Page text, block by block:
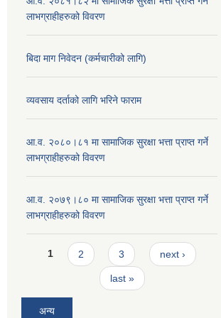
लाभग्राहीहरुको विवरण
बिदा माग निवेदन (कर्मचारीको लागि)
व्यवसाय दर्ताको लागि भरिने फाराम
आ.व. २०८०।८१ मा सामाजिक सुरक्षा भत्ता प्राप्त गर्ने
लाभग्राहीहरुको विवरण
आ.व. २०७९।८० मा सामाजिक सुरक्षा भत्ता प्राप्त गर्ने
लाभग्राहीहरुको विवरण
Pages
1 2 3 next ›
last »
अन्य